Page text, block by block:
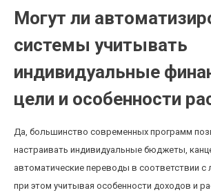
Могут ли
системы учитывать
индивидуальные
цели и особенности
Да, большинство современных программ
настраивать индивидуальные бюджеты,
автоматические переводы в соответствии с
при этом учитывая особенности доходов и